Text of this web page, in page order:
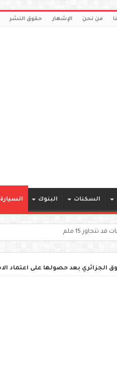
من نحن الإشهار حقوق النشر
السكنات البنوك السيارة